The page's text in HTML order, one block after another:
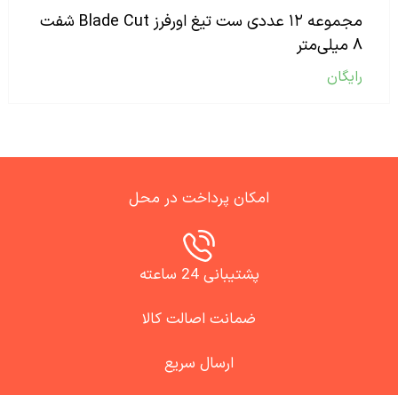
مجموعه ۱۲ عددی ست تیغ اورفرز Blade Cut شفت
۸ میلی‌متر
رایگان
امکان پرداخت در محل
پشتیبانی 24 ساعته
ضمانت اصالت کالا
ارسال سریع